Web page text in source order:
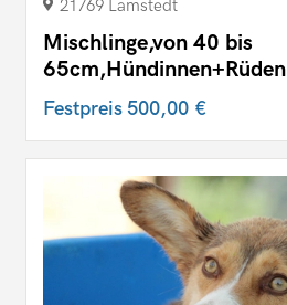
21769 Lamstedt
Mischlinge,von 40 bis
65cm,Hündinnen+Rüden
Festpreis500,00 €